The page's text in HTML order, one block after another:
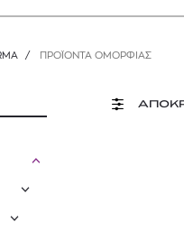
/ ΠΡΟΪΟΝΤΑ ΟΜΟΡΦΙΑΣ